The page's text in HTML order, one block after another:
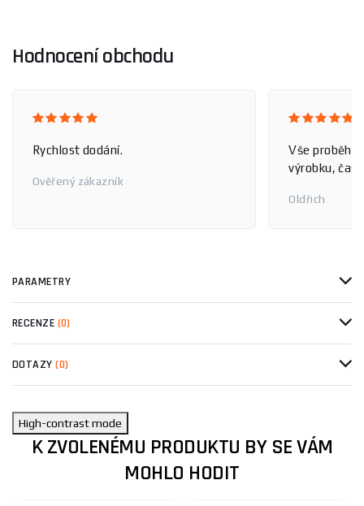
Hodnocení obchodu
Rychlost dodání.
Ověřený zákazník
Vše
výrobku, čas
Oldřich
PARAMETRY
RECENZE (0)
DOTAZY(0)
High-contrast mode
K ZVOLENÉMU PRODUKTU BY SE VÁM
MOHLO HODIT